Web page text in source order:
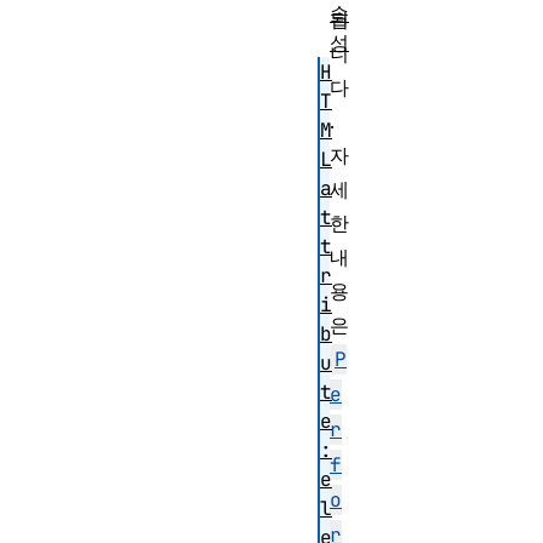
됩
니
다
.
자
세
한
내
용
은
P
e
r
f
o
r
속
성
H
T
M
L
a
t
t
r
i
b
u
t
e
:
e
l
e